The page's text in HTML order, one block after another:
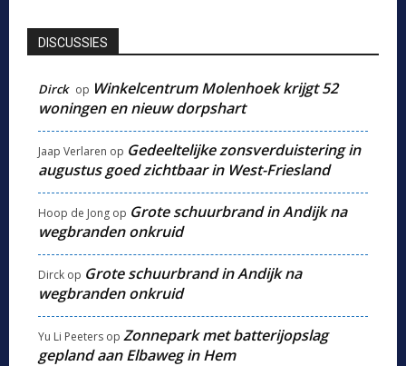
DISCUSSIES
Dirck op Winkelcentrum Molenhoek krijgt 52
woningen en nieuw dorpshart
Jaap Verlaren op Gedeeltelijke zonsverduistering in
augustus goed zichtbaar in West-Friesland
Hoop de Jong op Grote schuurbrand in Andijk na
wegbranden onkruid
Dirck op Grote schuurbrand in Andijk na
wegbranden onkruid
Yu Li Peeters op Zonnepark met batterijopslag
gepland aan Elbaweg in Hem